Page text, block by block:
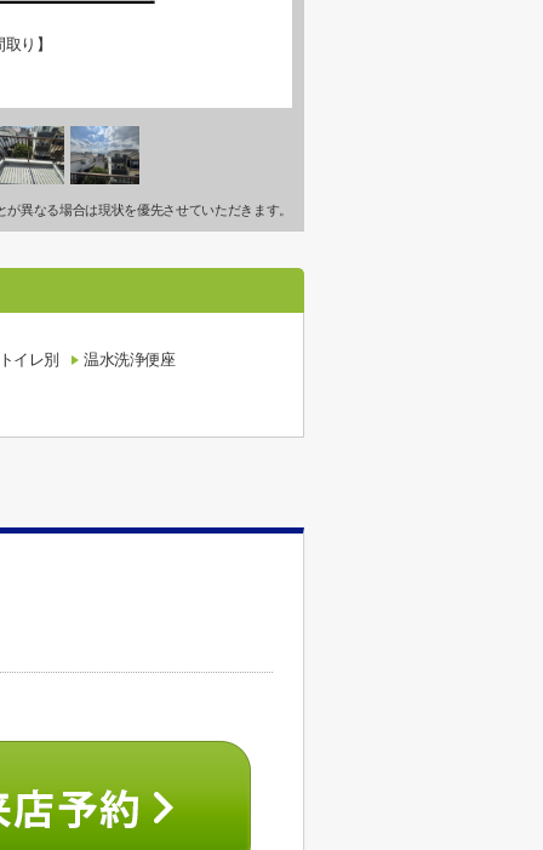
り】
異なる場合は現状を優先させていただきます。
イレ別 温水洗浄便座